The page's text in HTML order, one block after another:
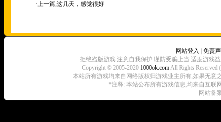
·上一篇;这几天，感觉很好
网站登入
免责
拒绝盗版游戏 注意自我保护 谨防受骗上当 适度游戏
Copyright © 2005-2020 1000ok.comAll Rights
本站所有游戏均来自网络版权归游戏业主所有,如果无意
*注释: 本站公布所有游戏信息,均来自互联
网站备